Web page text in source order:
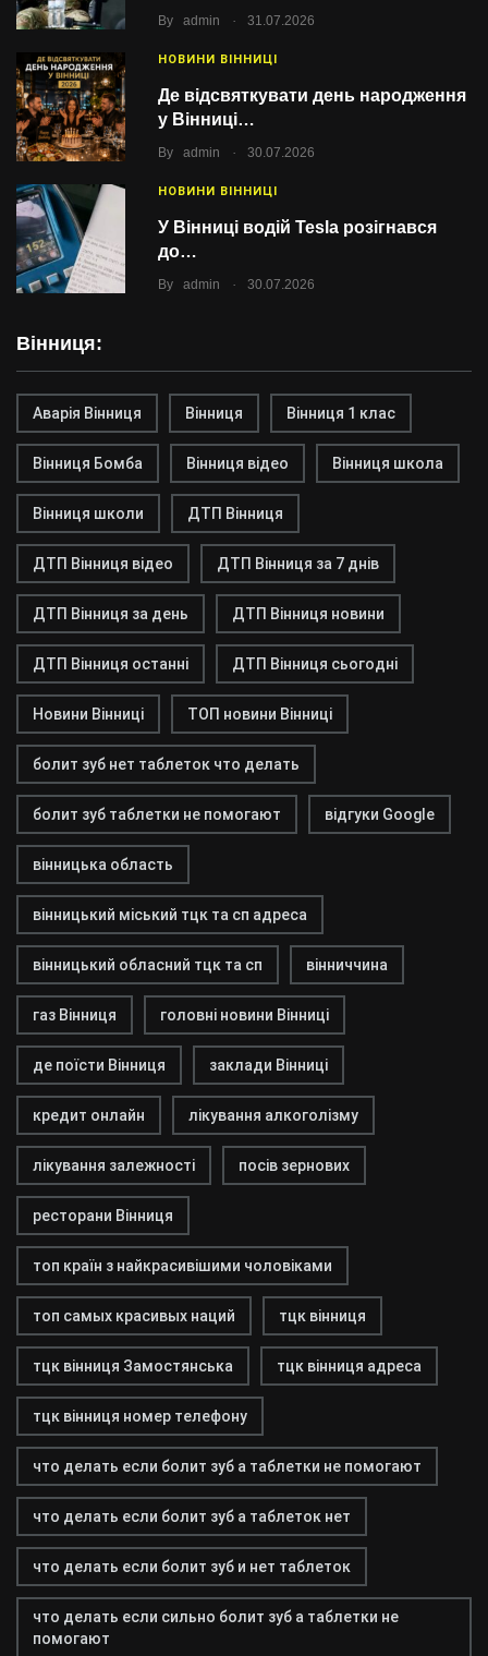
By admin . 31.07.2026
НОВИНИ ВІННИЦІ
Де відсвяткувати день народження
у Вінниці…
By admin . 30.07.2026
НОВИНИ ВІННИЦІ
У Вінниці водій Tesla розігнався
до…
By admin . 30.07.2026
Вінниця:
Аварія Вінниця Вінниця Вінниця 1 клас
Вінниця Бомба Вінниця відео Вінниця школа
Вінниця школи ДТП Вінниця
ДТП Вінниця відео ДТП Вінниця за 7 днів
ДТП Вінниця за день ДТП Вінниця новини
ДТП Вінниця останні ДТП Вінниця сьогодні
Новини Вінниці ТОП новини Вінниці
болит зуб нет таблеток что делать
болит зуб таблетки не помогают відгуки Google
вінницька область
вінницький міський тцк та сп адреса
вінницький обласний тцк та сп вінниччина
газ Вінниця головні новини Вінниці
де поїсти Вінниця заклади Вінниці
кредит онлайн лікування алкоголізму
лікування залежності посів зернових
ресторани Вінниця
топ країн з найкрасивішими чоловіками
топ самых красивых наций тцк вінниця
тцк вінниця Замостянська тцк вінниця адреса
тцк вінниця номер телефону
что делать если болит зуб а таблетки не помогают
что делать если болит зуб а таблеток нет
что делать если болит зуб и нет таблеток
что делать если сильно болит зуб а таблетки не
помогают